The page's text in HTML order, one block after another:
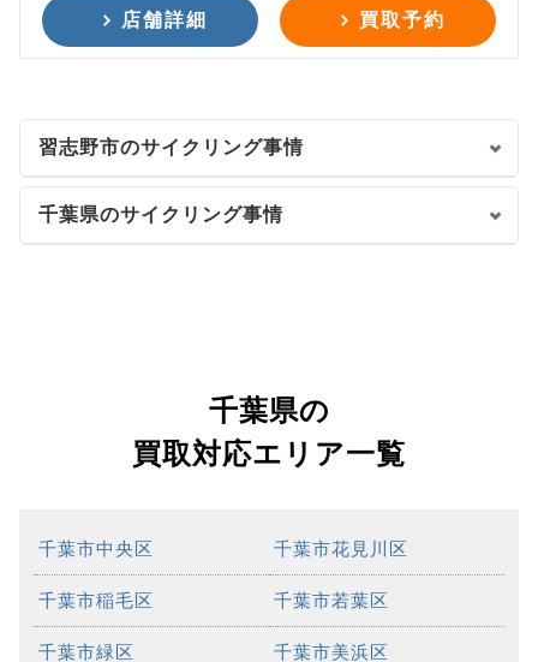
店舗詳細 買取予約
習志野市のサイクリング事情
千葉県のサイクリング事情
千葉県の
買取対応エリア一覧
千葉市中央区 千葉市花見川区
千葉市稲毛区 千葉市若葉区
千葉市緑区 千葉市美浜区